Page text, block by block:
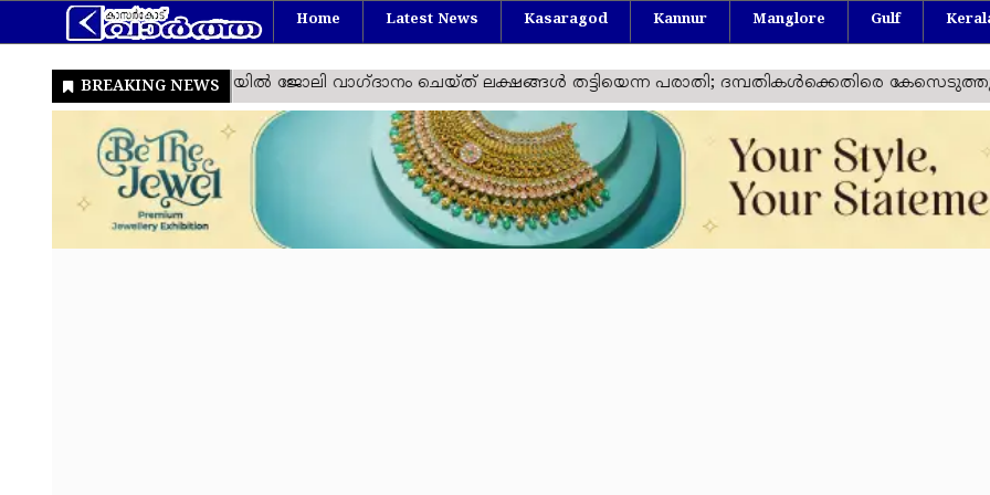
Home Latest News Kasaragod Kannur Manglore Gulf